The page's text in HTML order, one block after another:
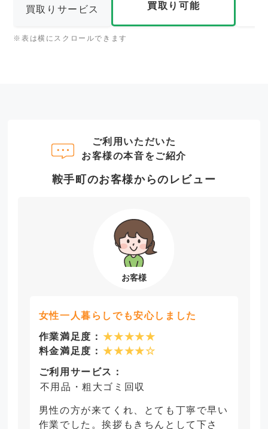
買取りサービス 買取り可能
※表は横にスクロールできます
ご利用いただいた
お客様の本音をご紹介
鞍手町のお客様からのレビュー
女性一人暮らしでも安心しました
作業満足度： ★★★★★
料金満足度： ★★★★☆
ご利用サービス：
不用品・粗大ゴミ回収
男性の方が来てくれ、とても丁寧で早い
作業でした。挨拶もきちんとして下さ